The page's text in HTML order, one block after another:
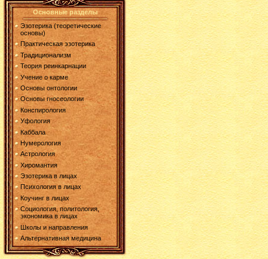
Основные разделы
Эзотерика (теоретические
основы)
Практическая эзотерика
Традиционализм
Теория реинкарнации
Учение о карме
Основы онтологии
Основы гносеологии
Конспирология
Уфология
Каббала
Нумерология
Астрология
Хиромантия
Эзотерика в лицах
Психология в лицах
Коучинг в лицах
Социология, политология,
экономика в лицах
Школы и направления
Альтернативная медицина